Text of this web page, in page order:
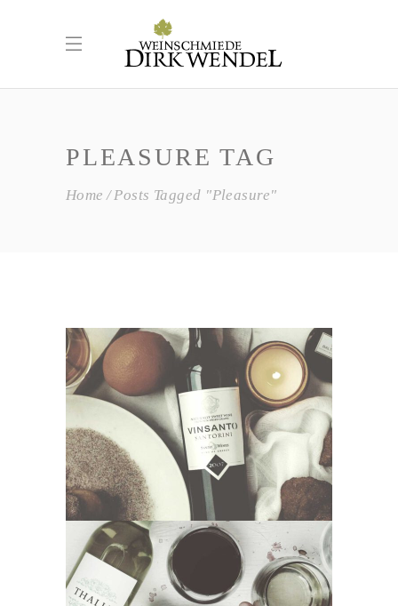
PLEASURE TAG
Home Posts Tagged "Pleasure"